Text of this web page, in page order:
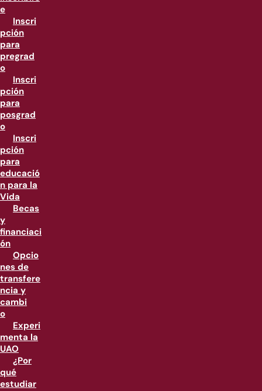
e
Inscri
pción
para
pregrad
o
Inscri
pción
para
posgrad
o
Inscri
pción
para
educació
n para la
Vida
Becas
y
financiaci
ón
Opcio
nes de
transfere
ncia y
cambi
o
Experi
menta la
UAO
¿Por
qué
estudiar